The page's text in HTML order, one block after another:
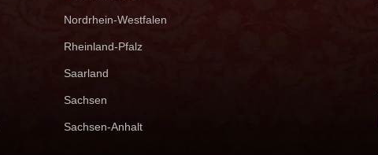
Nordrhein-Westfalen
Rheinland-Pfalz
Saarland
Sachsen
Sachsen-Anhalt